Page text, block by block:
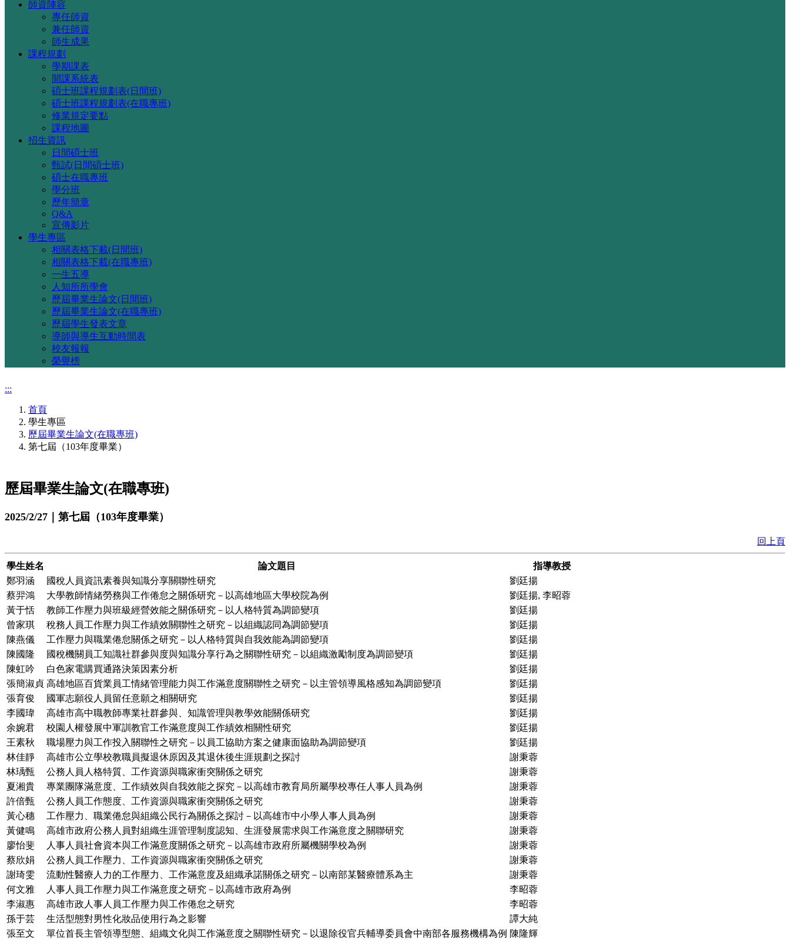
師資陣容
專任師資
兼任師資
師生成果
課程規劃
學期課表
開課系統表
碩士班課程規劃表(日間班)
碩士班課程規劃表(在職專班)
修業規定要點
課程地圖
招生資訊
日間碩士班
甄試(日間碩士班)
碩士在職專班
學分班
歷年簡章
Q&A
宣傳影片
學生專區
相關表格下載(日間班)
相關表格下載(在職專班)
一生五導
人知所所學會
歷屆畢業生論文(日間班)
歷屆畢業生論文(在職專班)
歷屆學生發表文章
導師與導生互動時間表
校友報報
榮譽榜
:::
首頁
學生專區
歷屆畢業生論文(在職專班)
第七屆（103年度畢業）
歷屆畢業生論文(在職專班)
2025/2/27｜第七屆（103年度畢業）
回上頁
學生姓名 論文題目
指導教授
鄭羽涵
國稅人員資訊素養與知識分享關聯性研究
劉廷揚
蔡羿鴻
大學教師情緒勞務與工作倦怠之關係研究－以高雄地區大學校院為例
劉廷揚, 李昭蓉
黃于恬
教師工作壓力與班級經營效能之關係研究－以人格特質為調節變項
劉廷揚
曾家琪
稅務人員工作壓力與工作績效關聯性之研究－以組織認同為調節變項
劉廷揚
陳燕儀
工作壓力與職業倦怠關係之研究－以人格特質與自我效能為調節變項
劉廷揚
陳國隆
國稅機關員工知識社群參與度與知識分享行為之關聯性研究－以組織激勵制度為調節變項
劉廷揚
陳虹吟
白色家電購買通路決策因素分析
劉廷揚
張簡淑貞 高雄地區百貨業員工情緒管理能力與工作滿意度關聯性之研究－以主管領導風格感知為調節變項
劉廷揚
張育俊
國軍志願役人員留任意願之相關研究
劉廷揚
李國瑋
高雄市高中職教師專業社群參與、知識管理與教學效能關係研究
劉廷揚
余婉君
校園人權發展中軍訓教官工作滿意度與工作績效相關性研究
劉廷揚
王素秋
職場壓力與工作投入關聯性之研究－以員工協助方案之健康面協助為調節變項
劉廷揚
林佳靜
高雄市公立學校教職員擬退休原因及其退休後生涯規劃之探討
謝秉蓉
林瑀甄
公務人員人格特質、工作資源與職家衝突關係之研究
謝秉蓉
夏湘貴
專業團隊滿意度、工作績效與自我效能之探究－以高雄市教育局所屬學校專任人事人員為例
謝秉蓉
許倍甄
公務人員工作態度、工作資源與職家衝突關係之研究
謝秉蓉
黃心穗
工作壓力、職業倦怠與組織公民行為關係之探討－以高雄市中小學人事人員為例
謝秉蓉
黃健鳴
高雄市政府公務人員對組織生涯管理制度認知、生涯發展需求與工作滿意度之關聯研究
謝秉蓉
廖怡斐
人事人員社會資本與工作滿意度關係之研究－以高雄市政府所屬機關學校為例
謝秉蓉
蔡欣娟
公務人員工作壓力、工作資源與職家衝突關係之研究
謝秉蓉
謝琦雯
流動性醫療人力的工作壓力、工作滿意度及組織承諾關係之研究－以南部某醫療體系為主
謝秉蓉
何文雅
人事人員工作壓力與工作滿意度之研究－以高雄市政府為例
李昭蓉
李淑惠
高雄市政人事人員工作壓力與工作倦怠之研究
李昭蓉
孫于芸
生活型態對男性化妝品使用行為之影響
譚大純
張至文
單位首長主管領導型態、組織文化與工作滿意度之關聯性研究－以退除役官兵輔導委員會中南部各服務機構為例 陳隆輝